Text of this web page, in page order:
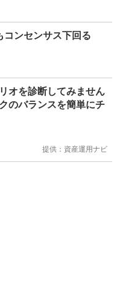
ンセンサス下回る
オを診断してみません
のバランスを簡単にチ
提供：資産運用ナビ